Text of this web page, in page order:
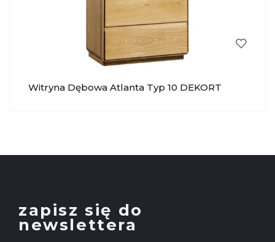
Witryna Dębowa Atlanta Typ 10 DEKORT
zapisz się do
newslettera